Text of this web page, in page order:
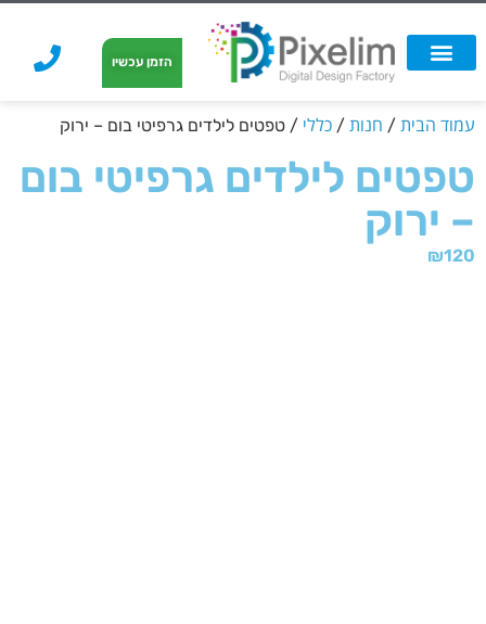
הזמן עכשיו
עמוד הבית / חנות / כללי / טפטים לילדים גרפיטי בום – ירוק
טפטים לילדים גרפיטי בום
– ירוק
₪120